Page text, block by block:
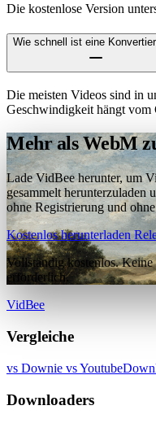
Die kostenlose Version
Wie schnell ist eine
Die meisten Videos sind in
Geschwindigkeit hängt vom
Mehr als WebM
Lade VidBee herunter, um
gesammelt herunterzuladen
ohne Registrierung und
Kostenlos herunterladen
Vollständig kostenlos.
erforderlich.
VidBee
Vergleiche
vs Downie vs
Downloaders